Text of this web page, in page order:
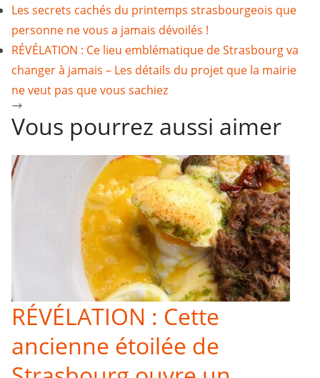
Les secrets cachés du printemps strasbourgeois que
personne ne vous a jamais dévoilés !
RÉVÉLATION : Ce lieu emblématique de Strasbourg va
changer à jamais – Les détails du projet que la mairie
ne veut pas que vous sachiez
Vous pourrez aussi aimer
RÉVÉLATION : Cette
ancienne étoilée de